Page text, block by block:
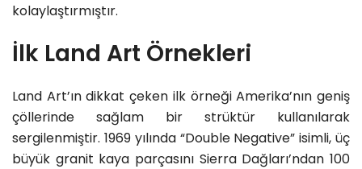
kolaylaştırmıştır.
İlk Land Art Örnekleri
Land Art’ın dikkat çeken ilk örneği Amerika’nın geniş
çöllerinde sağlam bir strüktür kullanılarak
sergilenmiştir. 1969 yılında “Double Negative” isimli, üç
büyük granit kaya parçasını Sierra Dağları’ndan 100